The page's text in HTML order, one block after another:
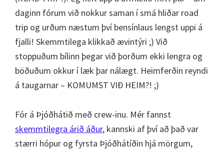
daginn fórum við nokkur saman í smá hliðar road
trip og urðum næstum því bensínlaus lengst uppi á
fjalli! Skemmtilega klikkað ævintýri ;) Við
stoppuðum bílinn þegar við þorðum ekki lengra og
böðuðum okkur í læk þar nálægt. Heimferðin reyndi
á taugarnar – KOMUMST VIÐ HEIM?! ;)
Fór á Þjóðhátið með crew-inu. Mér fannst
skemmtilegra árið áður, kannski af því að það var
stærri hópur og fyrsta Þjóðhátíðin hjá mörgum,